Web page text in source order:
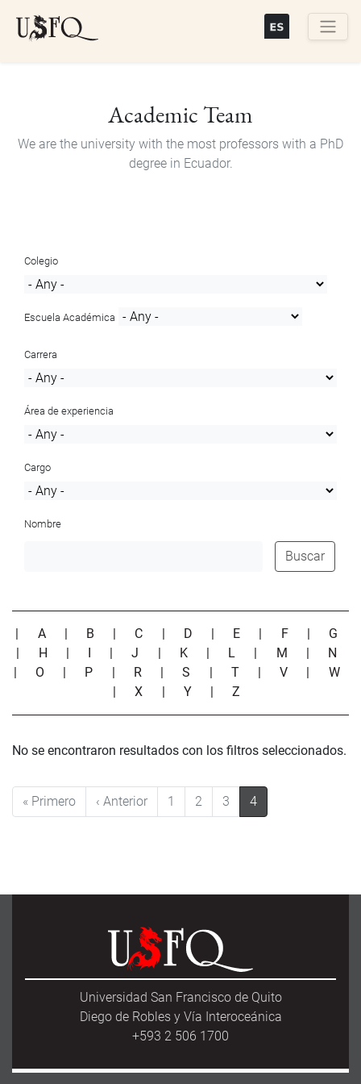
Academic Team
We are the university with the most professors with a PhD
degree in Ecuador.
Colegio
Escuela Académica
Carrera
Área de experiencia
Cargo
Nombre
Buscar
| A | B | C | D | E | F | G
| H | I |J | K | L | M | N
| O | P | R |S | T |V | W
|X | Y |Z
No se encontraron resultados con los filtros seleccionados.
Pagination
« PrimeroFirst page
‹ AnteriorPrevious page
1 2 3 4
Universidad San Francisco de Quito
Diego de Robles y Vía Interoceánica
+593 2 506 1700